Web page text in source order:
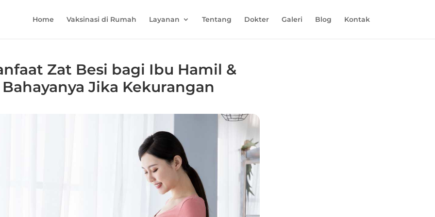
Home Vaksinasi di Rumah Layanan Tentang Dokter Galeri Blog Kontak
Zat Besi bagi Ibu Hamil &
Bahayanya Jika Kekurangan